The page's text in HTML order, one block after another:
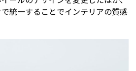
統一することでインテリアの質感